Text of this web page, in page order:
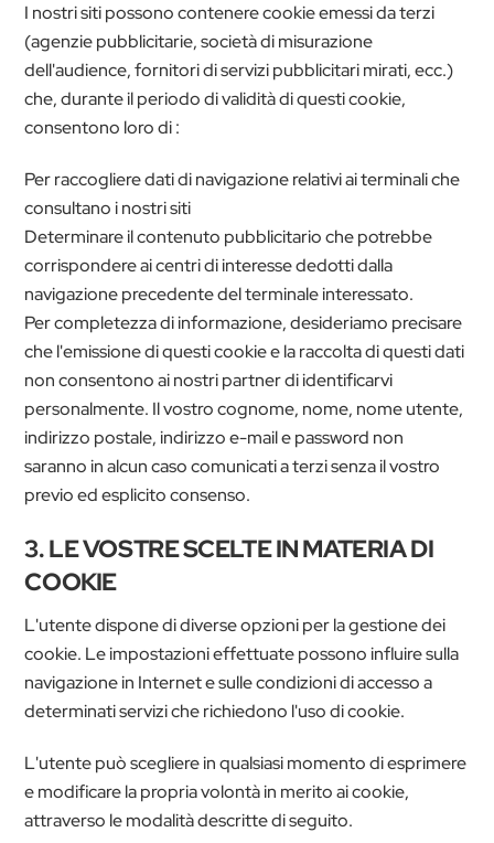
I nostri siti possono contenere cookie emessi da terzi
(agenzie pubblicitarie, società di misurazione
dell'audience, fornitori di servizi pubblicitari mirati, ecc.)
che, durante il periodo di validità di questi cookie,
consentono loro di :
Per raccogliere dati di navigazione relativi ai terminali che
consultano i nostri siti
Determinare il contenuto pubblicitario che potrebbe
corrispondere ai centri di interesse dedotti dalla
navigazione precedente del terminale interessato.
Per completezza di informazione, desideriamo precisare
che l'emissione di questi cookie e la raccolta di questi dati
non consentono ai nostri partner di identificarvi
personalmente. Il vostro cognome, nome, nome utente,
indirizzo postale, indirizzo e-mail e password non
saranno in alcun caso comunicati a terzi senza il vostro
previo ed esplicito consenso.
3. LE VOSTRE SCELTE IN MATERIA DI
COOKIE
L'utente dispone di diverse opzioni per la gestione dei
cookie. Le impostazioni effettuate possono influire sulla
navigazione in Internet e sulle condizioni di accesso a
determinati servizi che richiedono l'uso di cookie.
L'utente può scegliere in qualsiasi momento di esprimere
e modificare la propria volontà in merito ai cookie,
attraverso le modalità descritte di seguito.